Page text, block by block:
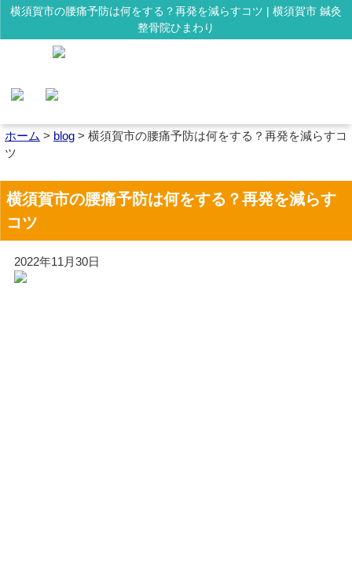
横須賀市の腰痛予防は何をする？再発を減らすコツ | 横須賀市 鍼灸
整骨院ひまわり
ホーム > blog > 横須賀市の腰痛予防は何をする？再発を減らすコ
ツ
横須賀市の腰痛予防は何をする？再発を減らす
コツ
2022年11月30日